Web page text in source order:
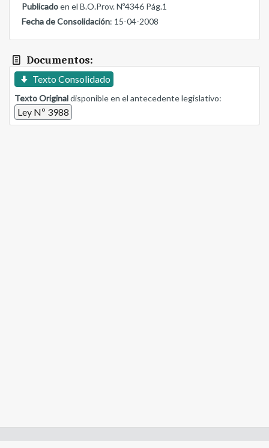
Publicadoen el B.O.Prov. Nº4346 Pág.1
Fecha de Consolidación: 15-04-2008
Documentos:
Texto Consolidado
Texto Originaldisponible en el antecedente legislativo:
Ley Nº 3988